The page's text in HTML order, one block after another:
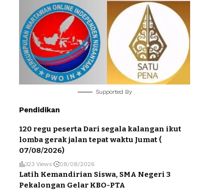
Supported By
Pendidikan
120 regu peserta Dari segala kalangan ikut
lomba gerak jalan tepat waktu Jumat (
07/08/2026)
323 Views 08/08/2026
Latih Kemandirian Siswa, SMA Negeri 3
Pekalongan Gelar KBO-PTA